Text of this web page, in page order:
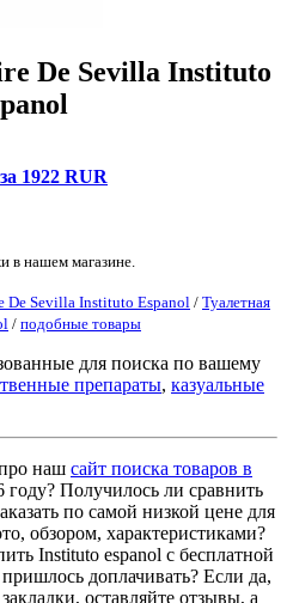
De Sevilla Instituto
1922 RUR
в нашем магазине.
De Sevilla Instituto Espanol / Туалетная
/ подобные товары
для поиска по вашему
препараты, казуальные
наш сайт поиска товаров в
году? Получилось ли сравнить
по самой низкой цене для
обзором, характеристиками?
Instituto espanol с бесплатной
доплачивать? Если да,
оставляйте отзывы, а